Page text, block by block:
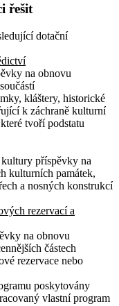
řešit
dotační
na obnovu
kláštery, historické
k záchraně kulturní
tvoří podstatu
příspěvky na
kulturních památek,
a nosných konstrukcí
rezervací a
na obnovu
částech
rezervace nebo
poskytovány
vlastní program